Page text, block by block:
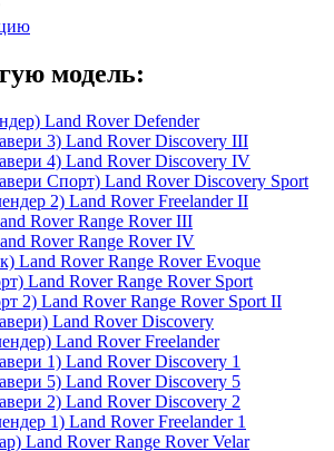
модель:
Land Rover Defender
Land Rover Discovery III
Land Rover Discovery IV
Land Rover Discovery Sport
Land Rover Freelander II
Rover Range Rover III
Rover Range Rover IV
Land Rover Range Rover Evoque
Land Rover Range Rover Sport
Land Rover Range Rover Sport II
Land Rover Discovery
Land Rover Freelander
Land Rover Discovery 1
Land Rover Discovery 5
Land Rover Discovery 2
Land Rover Freelander 1
Land Rover Range Rover Velar